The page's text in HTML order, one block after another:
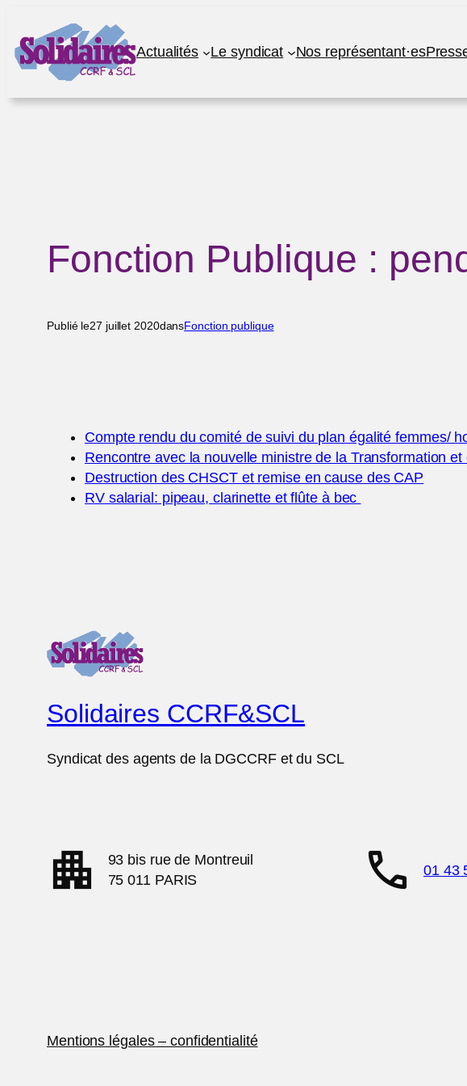
au
contenu
Actualités Le syndicat Nos représentant·es
Fonction Publique :
Publié le27 juillet 2020dansFonction publique
Compte rendu du comité de suivi du plan égalité femmes/
Rencontre avec la nouvelle ministre de la Transformation
Destruction des CHSCT et remise en cause des CAP
RV salarial: pipeau, clarinette et flûte à bec
Solidaires CCRF&SCL
Syndicat des agents de la DGCCRF et du SCL
apartment
93 bis rue de Montreuil
75 011 PARIS
call 01 43
Mentions légales – confidentialité